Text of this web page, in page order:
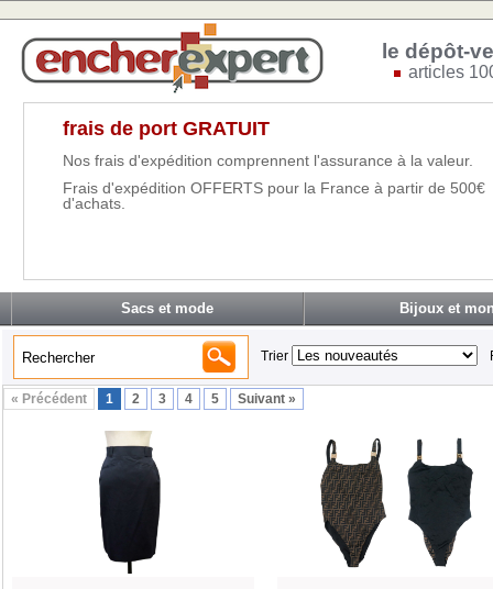
le dépôt-
articles
frais de port GRATUIT
Nos frais d'expédition comprennent l'assurance à la valeur.
Frais d'expédition OFFERTS pour la France à partir de 500€
d'achats.
Sacs et mode Bijoux et
Trier
« Précédent 1 2 3 4 5 Suivant »